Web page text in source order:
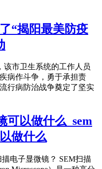
“揭阳最美防疫
该市卫生系统的工作人员
病作斗争，勇于承担责
行病防治战争奠定了坚实
可以做什么_sem
做什么
电子显微镜？ SEM扫描